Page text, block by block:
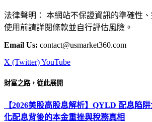
法律聲明： 本網站不保證資訊的準確性、
使用前請詳閱條款並自行評估風險。
Email Us: contact@usmarket360.com
X (Twitter)YouTube
財富之路，從此展開
【2026美股高股息解析】QYLD 配息陷
化配息背後的本金重挫與稅務真相